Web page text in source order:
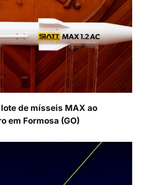
lote de mísseis MAX ao
em Formosa (GO)